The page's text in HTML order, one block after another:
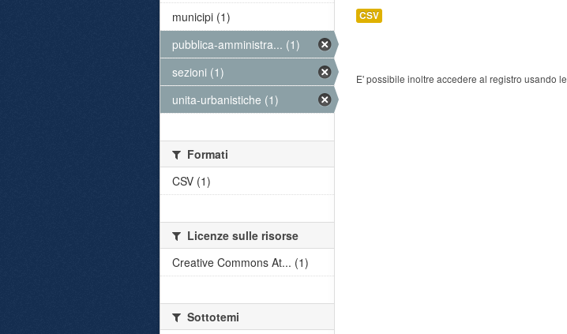
CSV
E' possibile inoltre accedere al registro usando le
municipi (1)
pubblica-amministra... (1)
sezioni (1)
unita-urbanistiche (1)
Formati
CSV (1)
Licenze sulle risorse
Creative Commons At... (1)
Sottotemi